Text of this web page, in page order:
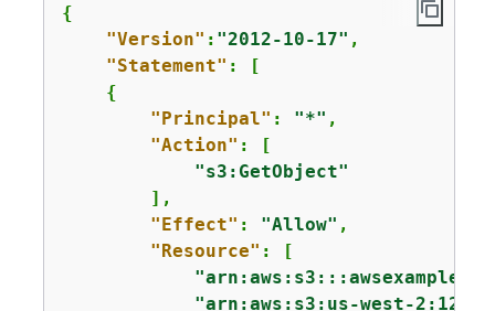
{
"Version" : "2012-10-17" ,
"Statement" : [
{
"Principal" : "*" ,
"Action" : [
"s3:GetObject"
        ],
"Effect" : "Allow" ,
"Resource" : [
"arn:aws:s3:us-west-